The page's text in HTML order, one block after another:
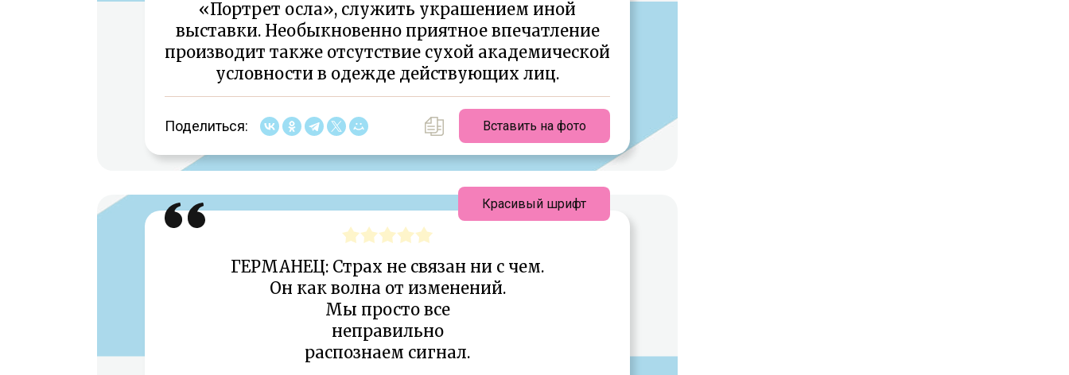
«Портрет осла», служить украшением иной
выставки. Необыкновенно приятное впечатление
производит также отсутствие сухой академической
условности в одежде действующих лиц.
Поделиться: Вставить на фото
ГЕРМАНЕЦ: Страх не связан ни с чем.
Он как волна от изменений.
Мы просто все
неправильно
распознаем сигнал.
Красивый шрифт